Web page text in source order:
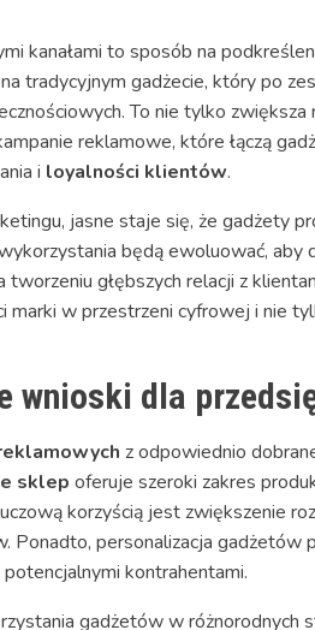
kanałami to sposób na
tradycyjnym gadżecie, który po
To nie tylko
reklamowe, które łączą
i loyalności klientów.
jasne staje się, że gadżety
będą ewoluować,
głębszych relacji z
marki w przestrzeni cyfrowej i nie
wnioski dla
z odpowiednio
sklep oferuje szeroki zakres
korzyścią jest zwiększenie
personalizacja gadżetów
kontrahentami.
gadżetów w różnorodnych